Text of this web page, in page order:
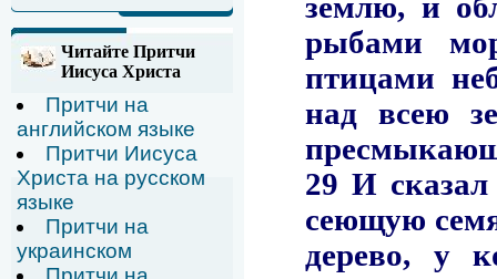
Читайте Притчи
Иисуса Христа
Притчи на
английском языке
Притчи Иисуса
Христа на русском
языке
Притчи на
украинском